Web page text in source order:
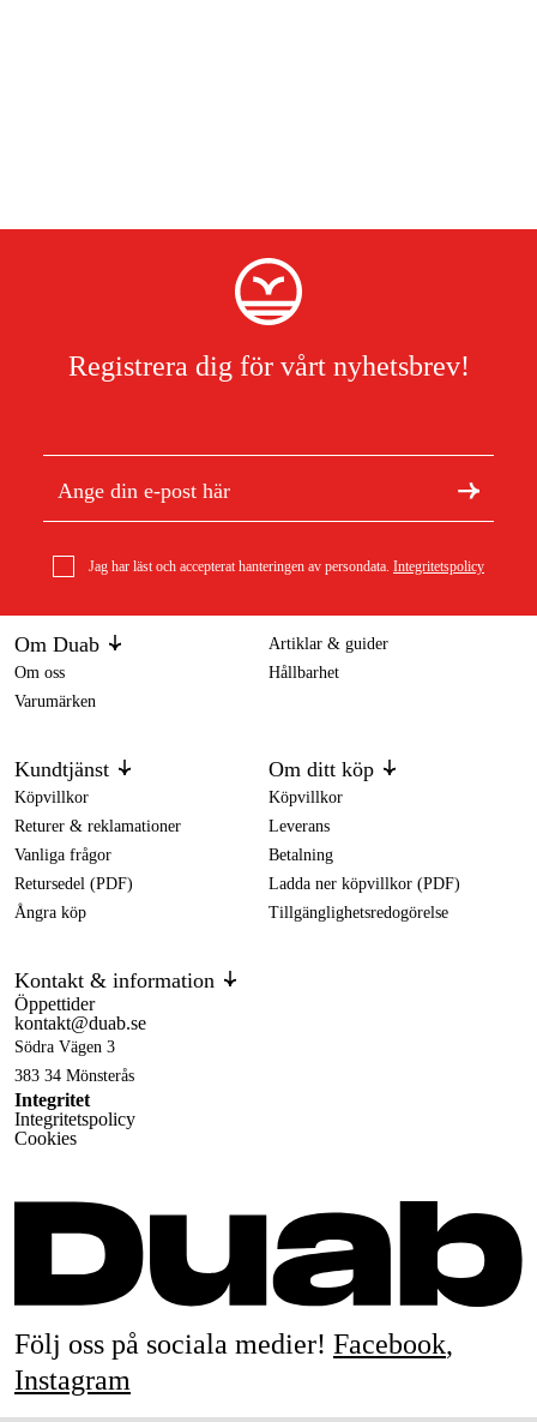
Registrera dig för vårt nyhetsbrev!
Jag har läst och accepterat hanteringen av persondata. Integritetspolicy
Om Duab
Om oss
Varumärken
Artiklar & guider
Hållbarhet
Kundtjänst
Köpvillkor
Returer & reklamationer
Vanliga frågor
Retursedel (PDF)
Ångra köp
Om ditt köp
Köpvillkor
Leverans
Betalning
Ladda ner köpvillkor (PDF)
Tillgänglighetsredogörelse
Kontakt & information
Öppettider
kontakt@duab.se
Södra Vägen 3
383 34 Mönsterås
Integritet
Integritetspolicy
Cookies
Följ oss på sociala medier! Facebook,
Instagram